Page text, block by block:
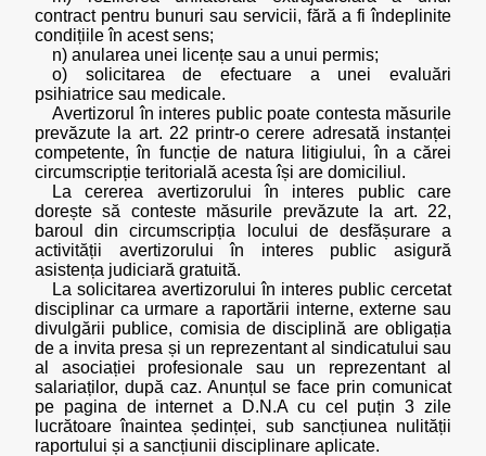
contract pentru bunuri sau servicii, fără a fi îndeplinite
condițiile în acest sens;
n) anularea unei licențe sau a unui permis;
o) solicitarea de efectuare a unei evaluări
psihiatrice sau medicale.
Avertizorul în interes public poate contesta măsurile
prevăzute la art. 22 printr-o cerere adresată instanței
competente, în funcție de natura litigiului, în a cărei
circumscripție teritorială acesta își are domiciliul.
La cererea avertizorului în interes public care
dorește să conteste măsurile prevăzute la art. 22,
baroul din circumscripția locului de desfășurare a
activității avertizorului în interes public asigură
asistența judiciară gratuită.
La solicitarea avertizorului în interes public cercetat
disciplinar ca urmare a raportării interne, externe sau
divulgării publice, comisia de disciplină are obligația
de a invita presa și un reprezentant al sindicatului sau
al asociației profesionale sau un reprezentant al
salariaților, după caz. Anunțul se face prin comunicat
pe pagina de internet a D.N.A cu cel puțin 3 zile
lucrătoare înaintea ședinței, sub sancțiunea nulității
raportului și a sancțiunii disciplinare aplicate.